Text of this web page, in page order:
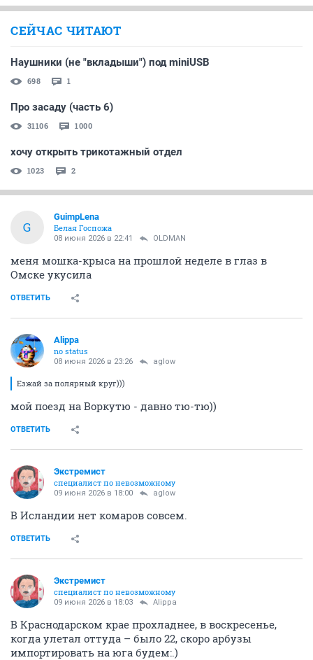
СЕЙЧАС ЧИТАЮТ
Наушники (не "вкладыши") под miniUSB
698 1
Про засаду (часть 6)
31106 1000
хочу открыть трикотажный отдел
1023 2
G
GuimpLena
Белая Госпожа
08 июня 2026 в 22:41 OLDMAN
меня мошка-крыса на прошлой неделе в глаз в
Омске укусила
ОТВЕТИТЬ
Alippa
no status
08 июня 2026 в 23:26 aglow
Езжай за полярный круг)))
мой поезд на Воркутю - давно тю-тю))
ОТВЕТИТЬ
Экстремист
специалист по невозможному
09 июня 2026 в 18:00 aglow
В Исландии нет комаров совсем.
ОТВЕТИТЬ
Экстремист
специалист по невозможному
09 июня 2026 в 18:03 Alippa
В Краснодарском крае прохладнее, в воскресенье,
когда улетал оттуда – было 22, скоро арбузы
импортировать на юга будем:.)